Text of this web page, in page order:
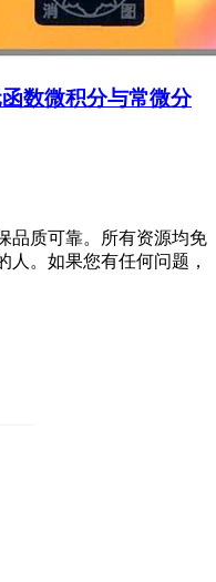
数微积分与常微分
品质可靠。所有资源均免
人。如果您有任何问题，